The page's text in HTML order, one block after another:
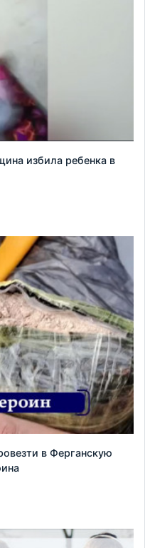
избила ребенка в
в Ферганскую